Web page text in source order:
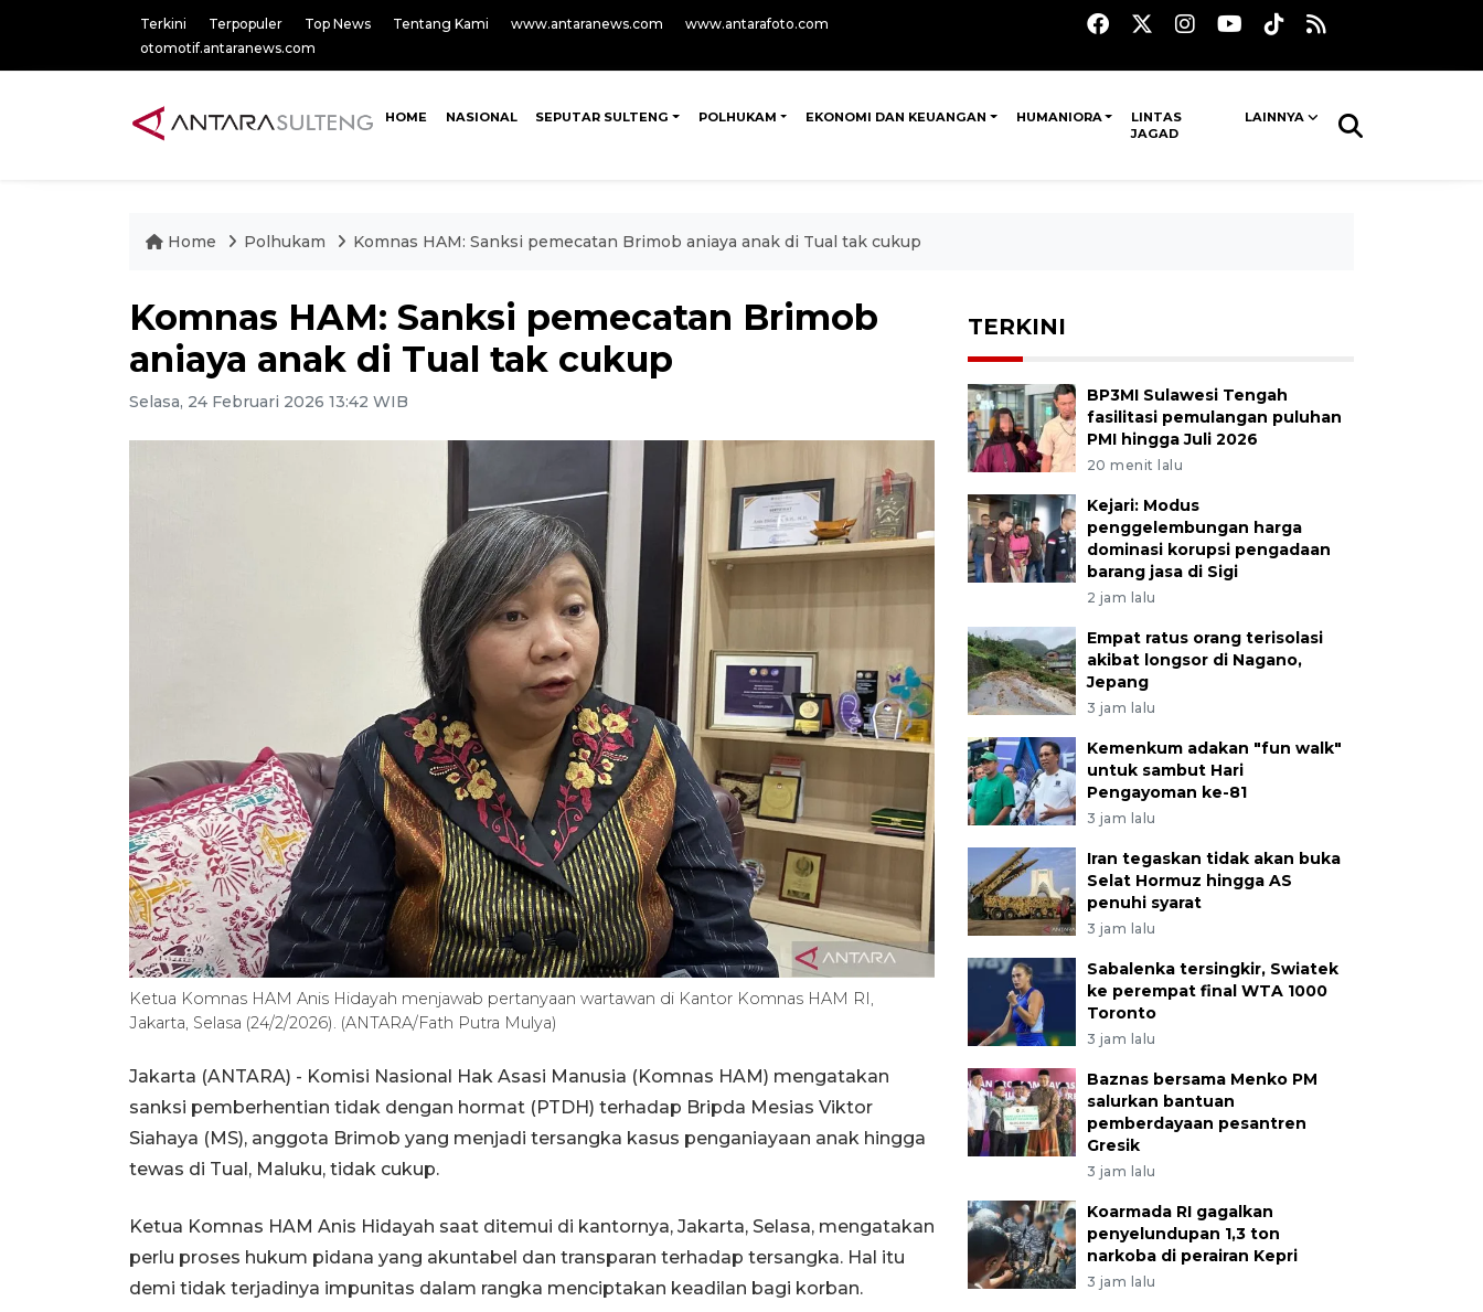
Terkini Terpopuler Top News Tentang Kami www.antaranews.com
www.antarafoto.com
otomotif.antaranews.com
HOME NASIONAL SEPUTAR SULTENG POLHUKAM EKONOMI DAN KEUANGAN HUMANIORA
LINTAS
JAGAD
LAINNYA
Home Polhukam Komnas HAM: Sanksi pemecatan Brimob aniaya anak di Tual tak cukup
Komnas HAM: Sanksi pemecatan Brimob
aniaya anak di Tual tak cukup
Selasa, 24 Februari 2026 13:42 WIB
Ketua Komnas HAM Anis Hidayah menjawab pertanyaan wartawan di Kantor Komnas HAM RI,
Jakarta, Selasa (24/2/2026). (ANTARA/Fath Putra Mulya)
Jakarta (ANTARA) - Komisi Nasional Hak Asasi Manusia (Komnas HAM) mengatakan
sanksi pemberhentian tidak dengan hormat (PTDH) terhadap Bripda Mesias Viktor
Siahaya (MS), anggota Brimob yang menjadi tersangka kasus penganiayaan anak hingga
tewas di Tual, Maluku, tidak cukup.
Ketua Komnas HAM Anis Hidayah saat ditemui di kantornya, Jakarta, Selasa, mengatakan
perlu proses hukum pidana yang akuntabel dan transparan terhadap tersangka. Hal itu
demi tidak terjadinya impunitas dalam rangka menciptakan keadilan bagi korban.
TERKINI
BP3MI Sulawesi Tengah
fasilitasi pemulangan puluhan
PMI hingga Juli 2026
20 menit lalu
Kejari: Modus
penggelembungan harga
dominasi korupsi pengadaan
barang jasa di Sigi
2 jam lalu
Empat ratus orang terisolasi
akibat longsor di Nagano,
Jepang
3 jam lalu
Kemenkum adakan "fun walk"
untuk sambut Hari
Pengayoman ke-81
3 jam lalu
Iran tegaskan tidak akan buka
Selat Hormuz hingga AS
penuhi syarat
3 jam lalu
Sabalenka tersingkir, Swiatek
ke perempat final WTA 1000
Toronto
3 jam lalu
Baznas bersama Menko PM
salurkan bantuan
pemberdayaan pesantren
Gresik
3 jam lalu
Koarmada RI gagalkan
penyelundupan 1,3 ton
narkoba di perairan Kepri
3 jam lalu